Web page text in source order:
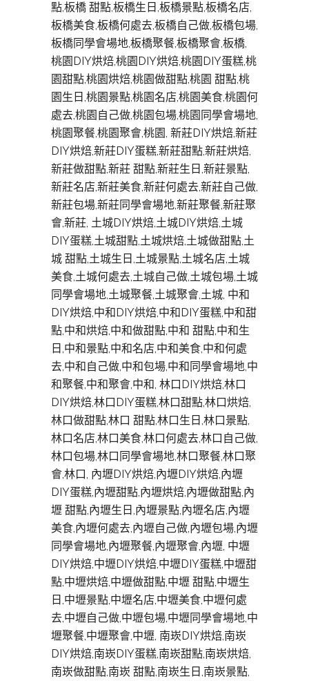
點,板橋 甜點,板橋生日,板橋景點,板橋名店,
板橋美食,板橋何處去,板橋自己做,板橋包場,
板橋同學會場地,板橋聚餐,板橋聚會,板橋,
桃園DIY烘焙,桃園DIY烘焙,桃園DIY蛋糕,桃
園甜點,桃園烘焙,桃園做甜點,桃園 甜點,桃
園生日,桃園景點,桃園名店,桃園美食,桃園何
處去,桃園自己做,桃園包場,桃園同學會場地,
桃園聚餐,桃園聚會,桃園, 新莊DIY烘焙,新莊
DIY烘焙,新莊DIY蛋糕,新莊甜點,新莊烘焙,
新莊做甜點,新莊 甜點,新莊生日,新莊景點,
新莊名店,新莊美食,新莊何處去,新莊自己做,
新莊包場,新莊同學會場地,新莊聚餐,新莊聚
會,新莊, 土城DIY烘焙,土城DIY烘焙,土城
DIY蛋糕,土城甜點,土城烘焙,土城做甜點,土
城 甜點,土城生日,土城景點,土城名店,土城
美食,土城何處去,土城自己做,土城包場,土城
同學會場地,土城聚餐,土城聚會,土城, 中和
DIY烘焙,中和DIY烘焙,中和DIY蛋糕,中和甜
點,中和烘焙,中和做甜點,中和 甜點,中和生
日,中和景點,中和名店,中和美食,中和何處
去,中和自己做,中和包場,中和同學會場地,中
和聚餐,中和聚會,中和, 林口DIY烘焙,林口
DIY烘焙,林口DIY蛋糕,林口甜點,林口烘焙,
林口做甜點,林口 甜點,林口生日,林口景點,
林口名店,林口美食,林口何處去,林口自己做,
林口包場,林口同學會場地,林口聚餐,林口聚
會,林口, 內壢DIY烘焙,內壢DIY烘焙,內壢
DIY蛋糕,內壢甜點,內壢烘焙,內壢做甜點,內
壢 甜點,內壢生日,內壢景點,內壢名店,內壢
美食,內壢何處去,內壢自己做,內壢包場,內壢
同學會場地,內壢聚餐,內壢聚會,內壢, 中壢
DIY烘焙,中壢DIY烘焙,中壢DIY蛋糕,中壢甜
點,中壢烘焙,中壢做甜點,中壢 甜點,中壢生
日,中壢景點,中壢名店,中壢美食,中壢何處
去,中壢自己做,中壢包場,中壢同學會場地,中
壢聚餐,中壢聚會,中壢, 南崁DIY烘焙,南崁
DIY烘焙,南崁DIY蛋糕,南崁甜點,南崁烘焙,
南崁做甜點,南崁 甜點,南崁生日,南崁景點,